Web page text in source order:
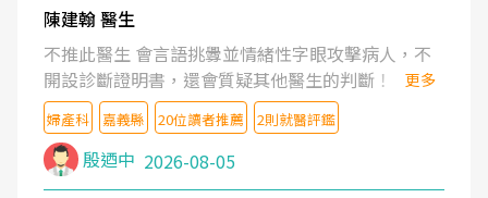
陳建翰 醫生
不推此醫生 會言語挑釁並情緒性字眼攻擊病人，不
開設診斷證明書，還會質疑其他醫生的判斷！
更多
婦產科 嘉義縣 20位讀者推薦 2則就醫評鑑
殷迺中 2026-08-05